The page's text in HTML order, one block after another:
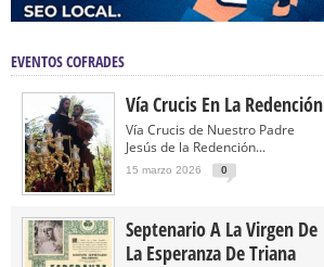
EVENTOS COFRADES
Vía Crucis En La Redención
Vía Crucis de Nuestro Padre
Jesús de la Redención...
15 marzo 2026 0
Septenario A La Virgen De
La Esperanza De Triana